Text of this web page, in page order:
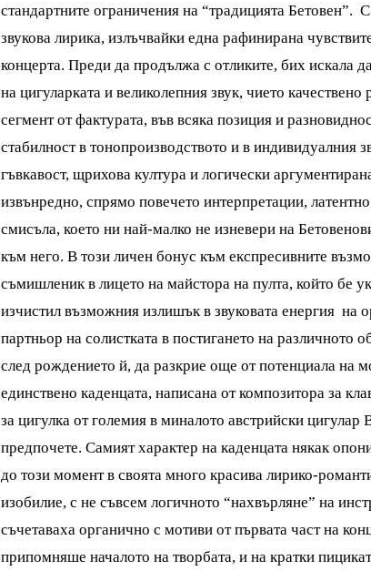
стандартните ограничения на “традицията
звукова лирика, излъчвайки една рафинирана
концерта. Преди да продължа с отликите, бих искала
на цигуларката и великолепния звук, чието
сегмент от фактурата, във всяка позиция и
стабилност в тонопроизводството и в индивидуалния
гъвкавост, щрихова култура и логически
извънредно, спрямо повечето интерпретации,
смисъла, което ни най-малко не изневери на
към него. В този личен бонус към експресивните
съмишленик в лицето на майстора на пулта, който бе
изчистил възможния излишък в звуковата енергия на
партньор на солистката в постигането на различното
след рождението й, да разкрие още от потенциала на
единствено каденцата, написана от композитора за
за цигулка от големия в миналото австрийски
предпочете. Самият характер на каденцата някак
до този момент в своята много красива лирико-
изобилие, с не съвсем логичното “нахвърляне” на
съчетаваха органично с мотиви от първата част на
припомняше началото на творбата, и на кратки